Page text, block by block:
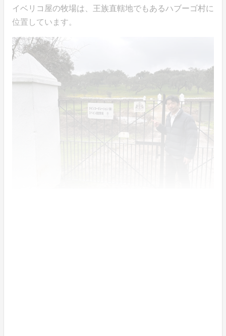
イベリコ屋の牧場は、王族直轄地でもあるハブーゴ村に
位置しています。